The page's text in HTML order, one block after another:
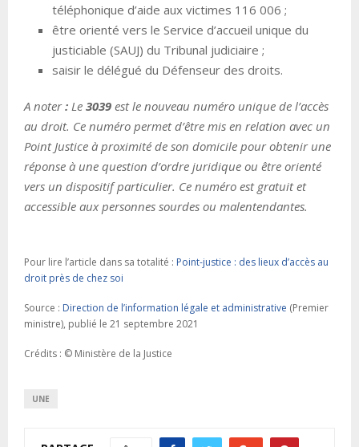
téléphonique d’aide aux victimes 116 006 ;
être orienté vers le Service d’accueil unique du
justiciable (SAUJ) du Tribunal judiciaire ;
saisir le délégué du Défenseur des droits.
A noter: Le 3039 est le nouveau numéro unique de l’accès
au droit. Ce numéro permet d’être mis en relation avec un
Point Justice à proximité de son domicile pour obtenir une
réponse à une question d’ordre juridique ou être orienté
vers un dispositif particulier. Ce numéro est gratuit et
accessible aux personnes sourdes ou malentendantes.
Pour lire l’article dans sa totalité : Point-justice : des lieux d’accès au
droit près de chez soi
Source : Direction de l’information légale et administrative (Premier
ministre), publié le 21 septembre 2021
Crédits : © Ministère de la Justice
UNE